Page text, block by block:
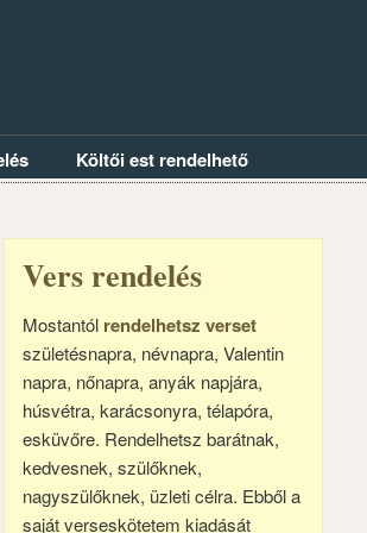
Költői est rendelhető
Vers rendelés
Mostantól rendelhetsz verset
születésnapra, névnapra, Valentin
napra, nőnapra, anyák napjára,
húsvétra, karácsonyra, télapóra,
esküvőre. Rendelhetsz barátnak,
kedvesnek, szülőknek,
nagyszülőknek, üzleti célra. Ebből a
saját verseskötetem kiadását